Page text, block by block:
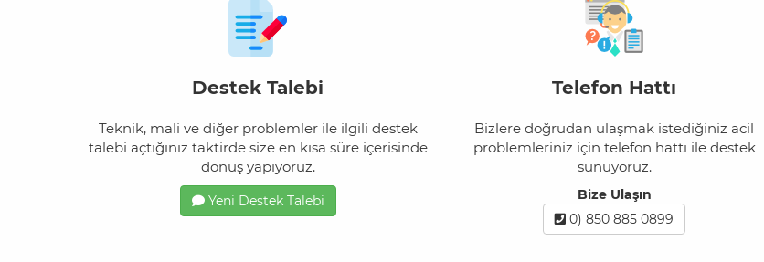
Destek Talebi
Teknik, mali ve diğer problemler ile ilgili destek
talebi açtığınız taktirde size en kısa süre içerisinde
dönüş yapıyoruz.
Yeni Destek Talebi
Telefon Hattı
Bizlere doğrudan ulaşmak istediğiniz acil
problemleriniz için telefon hattı ile destek
sunuyoruz.
Bize Ulaşın
0) 850 885 0899